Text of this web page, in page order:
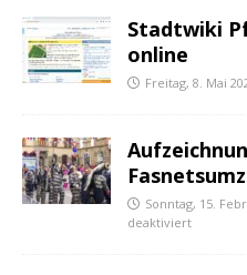
Stadtwiki
online
Freitag, 8. Mai
Sonntag, 15.
deaktiviert